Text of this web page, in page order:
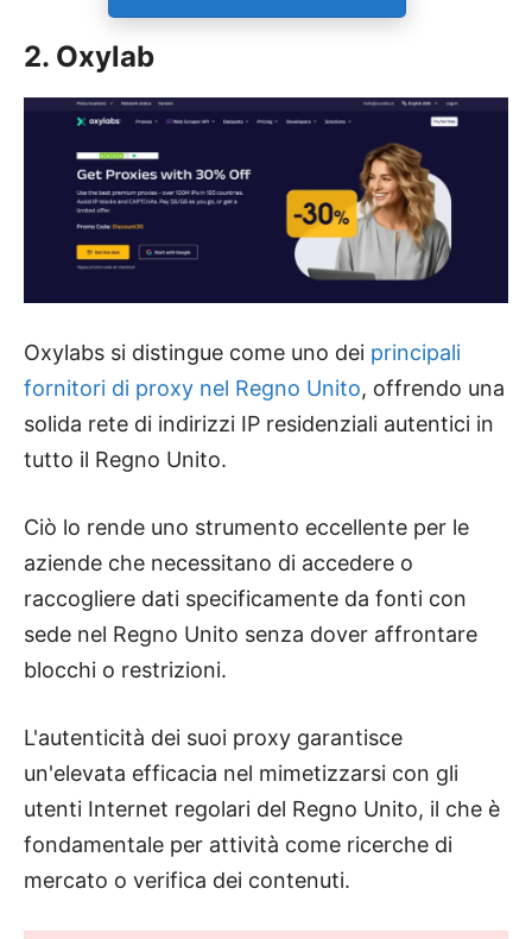
2. Oxylab
Oxylabs si distingue come uno dei principali
fornitori di proxy nel Regno Unito, offrendo una
solida rete di indirizzi IP residenziali autentici in
tutto il Regno Unito.
Ciò lo rende uno strumento eccellente per le
aziende che necessitano di accedere o
raccogliere dati specificamente da fonti con
sede nel Regno Unito senza dover affrontare
blocchi o restrizioni.
L'autenticità dei suoi proxy garantisce
un'elevata efficacia nel mimetizzarsi con gli
utenti Internet regolari del Regno Unito, il che è
fondamentale per attività come ricerche di
mercato o verifica dei contenuti.